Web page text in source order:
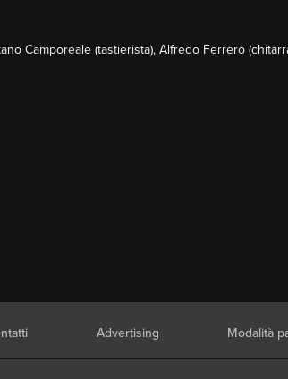
Camporeale (tastierista), Alfredo Ferrero
Advertising Modalità